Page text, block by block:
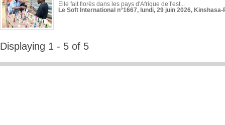
Elle fait florès dans les pays d'Afrique de l'est...
Le Soft International n°1667, lundi, 29 juin 2026,
Displaying 1 - 5 of 5